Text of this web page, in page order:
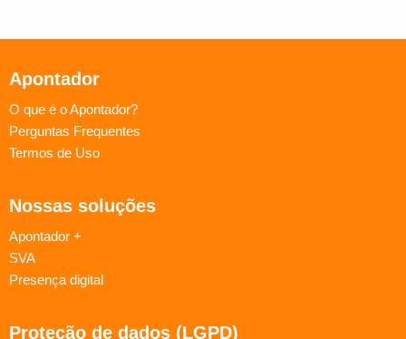
Apontador
O que é o Apontador?
Perguntas Frequentes
Termos de Uso
Nossas soluções
Apontador +
SVA
Presença digital
Proteção de dados (LGPD)